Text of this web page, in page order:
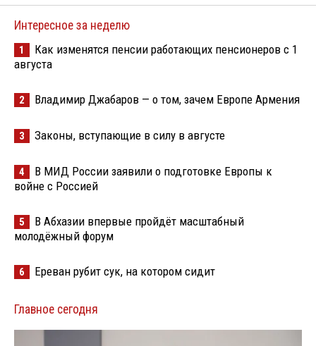
Интересное за неделю
1
Как изменятся пенсии работающих пенсионеров с 1
августа
2 Владимир Джабаров — о том, зачем Европе Армения
3 Законы, вступающие в силу в августе
4
В МИД России заявили о подготовке Европы к
войне с Россией
5
В Абхазии впервые пройдёт масштабный
молодёжный форум
6 Ереван рубит сук, на котором сидит
Главное сегодня